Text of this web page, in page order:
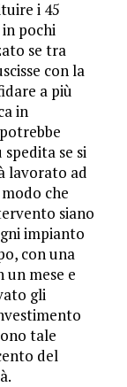
i 45
pochi
se tra
con la
a più
in
se si
lavorato ad
che
siano
impianto
con una
mese e
gli
tale
del